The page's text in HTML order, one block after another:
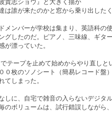
貴志ショウ』と大きく描か
は誰が来たのかと窓から乗り出した
ンバーが学校は集まり、英語科の
グしたのだ。ピアノ、三味線、ギ
が漂っていた。
テープを止めて始めからやり直しと
０枚のソノシート（簡易レコード盤
てしまった。
に、自宅で雑音の入らないデジタ
のボリュームは、試行錯誤しながら